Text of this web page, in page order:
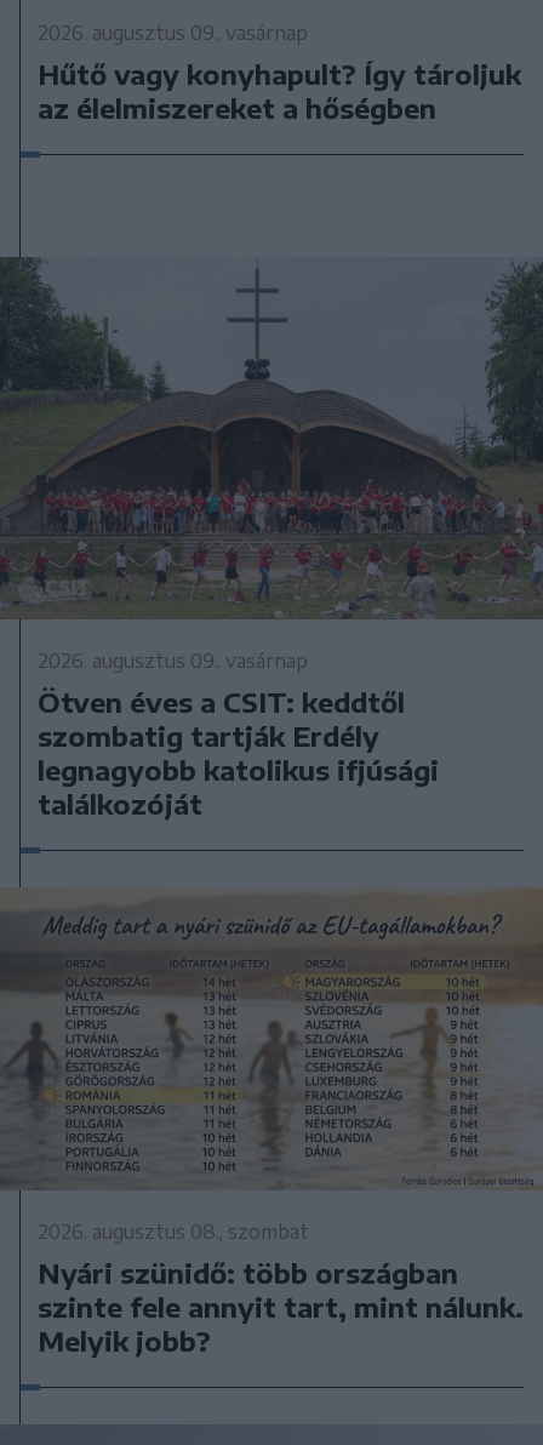
2026. augusztus 09., vasárnap
Hűtő vagy konyhapult? Így tároljuk
az élelmiszereket a hőségben
2026. augusztus 09., vasárnap
Ötven éves a CSIT: keddtől
szombatig tartják Erdély
legnagyobb katolikus ifjúsági
találkozóját
2026. augusztus 08., szombat
Nyári szünidő: több országban
szinte fele annyit tart, mint nálunk.
Melyik jobb?